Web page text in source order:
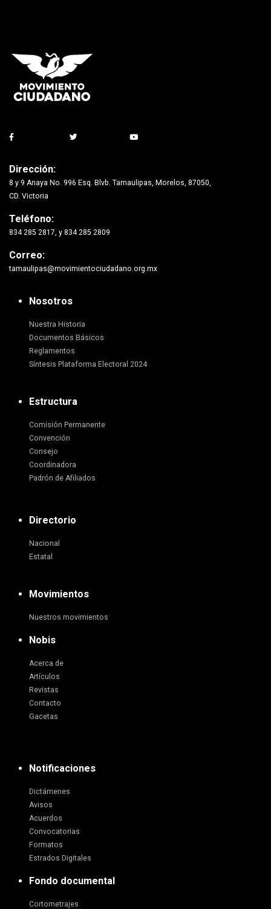
Dirección:
8 y 9 Anaya No. 996 Esq. Blvb. Tamaulipas, Morelos, 87050,
CD. Victoria
Teléfono:
834 285 2817, y 834 285 2809
Correo:
tamaulipas@movimientociudadano.org.mx
Nosotros
Nuestra Historia
Documentos Básicos
Reglamentos
Síntesis Plataforma Electoral 2024
Estructura
Comisión Permanente
Convención
Consejo
Coordinadora
Padrón de Afiliados
Directorio
Nacional
Estatal
Movimientos
Nuestros movimientos
Nobis
Acerca de
Artículos
Revistas
Contacto
Gacetas
Notificaciones
Dictámenes
Avisos
Acuerdos
Convocatorias
Formatos
Estrados Digitales
Fondo documental
Cortometrajes